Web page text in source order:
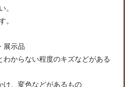
。
。
示品
らない程度のキズなどがある
、変色などがあるもの